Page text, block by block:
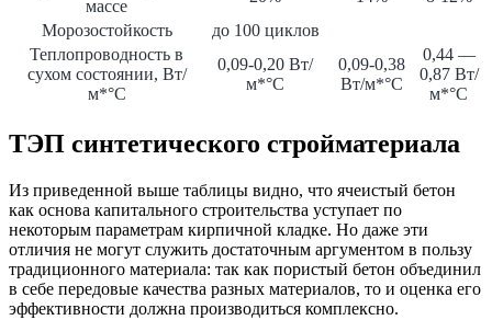
массе
Морозостойкость
до 100 циклов
Теплопроводность в
сухом состоянии, Вт/
м*°С
0,09-0,20 Вт/
м*°С
0,09-0,38
Вт/м*°С
0,44 —
0,87 Вт/
м*°С
ТЭП синтетического стройматериала
Из приведенной выше таблицы видно, что ячеистый бетон
как основа капитального строительства уступает по
некоторым параметрам кирпичной кладке. Но даже эти
отличия не могут служить достаточным аргументом в пользу
традиционного материала: так как пористый бетон объединил
в себе передовые качества разных материалов, то и оценка его
эффективности должна производиться комплексно.